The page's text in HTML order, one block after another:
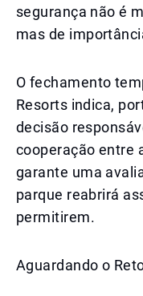
segurança não é
mas de
O fechamento
Resorts indica,
decisão
cooperação entre
garante uma
parque reabrirá
permitirem.
Aguardando o